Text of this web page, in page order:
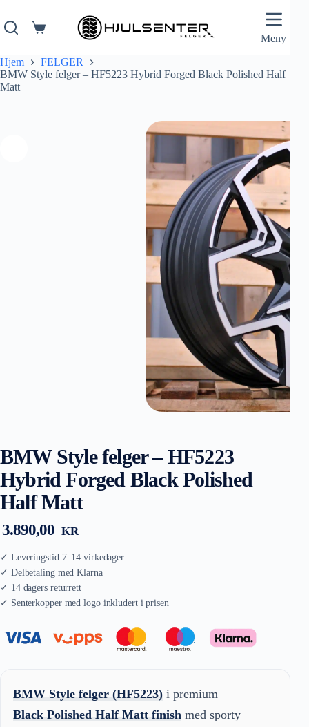
innholdetHandlekurv Meny
Hjem
FELGER
BMW Style felger – HF5223 Hybrid Forged Black Polished Half
Matt
BMW Style felger – HF5223
Hybrid Forged Black Polished
Half Matt
3.890,00 KR
BMW Style felger (HF5223) i premium
Black Polished Half Matt finish med sporty